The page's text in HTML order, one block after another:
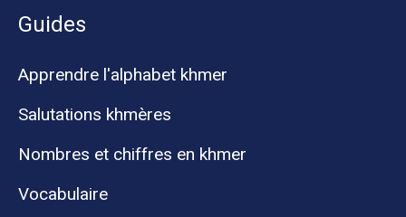
Guides
Apprendre l'alphabet khmer
Salutations khmères
Nombres et chiffres en khmer
Vocabulaire